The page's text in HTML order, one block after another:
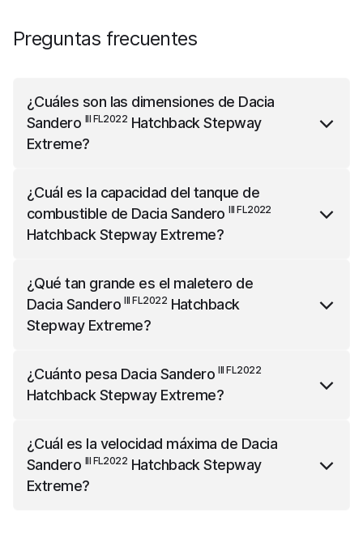
Preguntas frecuentes
¿Cuáles son las dimensiones de Dacia
Sandero III FL2022 Hatchback Stepway
Extreme?
mide 4102 mm de largo, 2012 mm de ancho (con
espejos) y 1535 mm de alto.
¿Cuál es la capacidad del tanque de
combustible de Dacia SanderoIII FL2022
Hatchback Stepway Extreme?
tiene una capacidad de tanque de combustible de 50
litros.
¿Qué tan grande es el maletero de
Dacia SanderoIII FL2022 Hatchback
Stepway Extreme?
tiene una capacidad de maletero de 328 litros.
¿Cuánto pesa Dacia SanderoIII FL2022
Hatchback Stepway Extreme?
pesa 1284 kg.
¿Cuál es la velocidad máxima de Dacia
Sandero III FL2022 Hatchback Stepway
Extreme?